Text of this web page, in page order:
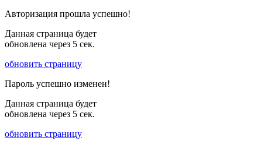
Авторизация прошла успешно!
Данная страница будет
обновлена через 5 сек.
обновить страницу
Пароль успешно изменен!
Данная страница будет
обновлена через 5 сек.
обновить страницу